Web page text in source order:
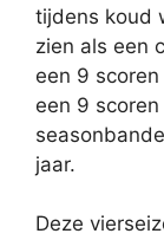
tijdens koud
zien als een
een 9
een 9
jaar.
Deze